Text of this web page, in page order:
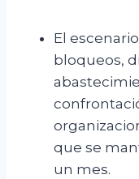
El
bloqueos,
que se
un mes.